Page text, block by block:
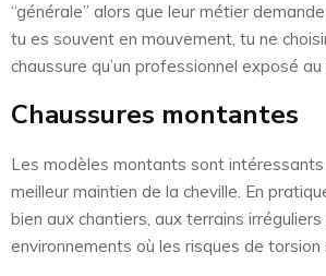
“générale” alors que leur métier
tu es souvent en mouvement, tu ne
chaussure qu’un professionnel exposé au
Chaussures montantes
Les modèles montants sont intéressants
meilleur maintien de la cheville. En
bien aux chantiers, aux terrains irréguliers
environnements où les risques de torsion